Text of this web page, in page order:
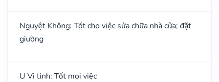
Nguyệt Không: Tốt cho việc sửa chữa nhà cửa; đặt
giường
U Vi tinh: Tốt mọi việc